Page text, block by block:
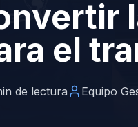
el
de lectura Equipo